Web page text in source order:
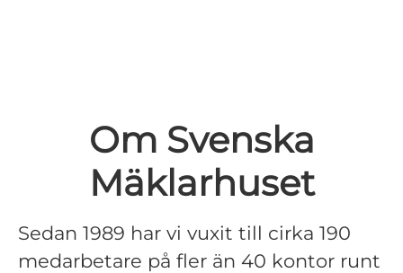
Om Svenska
Mäklarhuset
Sedan 1989 har vi vuxit till cirka 190
medarbetare på fler än 40 kontor runt